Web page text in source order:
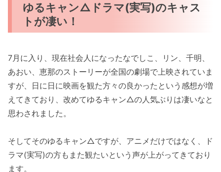
ゆるキャン△ドラマ(実写)のキャス
トが凄い！
7月に入り、現在社会人になったなでしこ、リン、千明、
あおい、恵那のストーリーが全国の劇場で上映されていま
すが、日に日に映画を観た方々の良かったという感想が増
えてきており、改めてゆるキャン△の人気ぶりは凄いなと
思わされました。
そしてそのゆるキャン△ですが、アニメだけではなく、ド
ラマ(実写)の方もまた観たいという声が上がってきており
ます。